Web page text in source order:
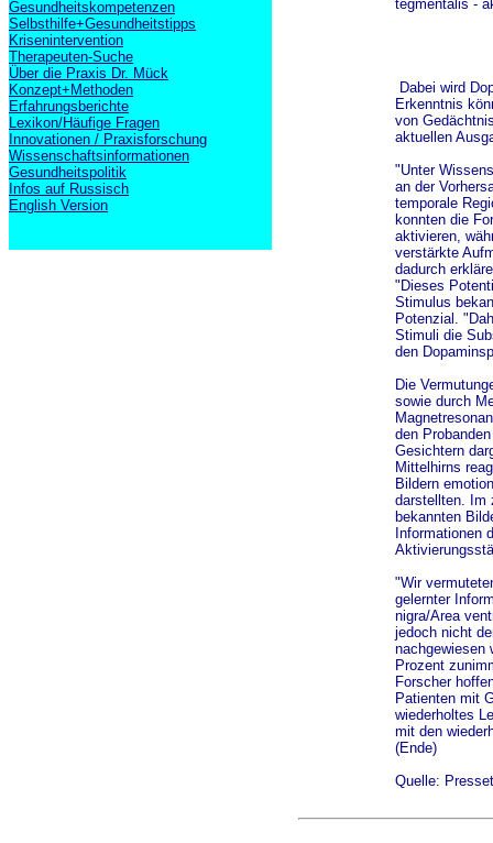
Gesundheitskompetenzen
Selbsthilfe+Gesundheitstipps
Krisenintervention
Therapeuten-Suche
Über die Praxis Dr. Mück
Konzept+Methoden
Erfahrungsberichte
Lexikon/Häufige Fragen
Innovationen / Praxisforschung
Wissenschaftsinformationen
Gesundheitspolitik
Infos auf Russisch
English Version
tegmentalis -
Dabei wird
Erkenntnis
von
aktuellen
"Unter
an der
temporale
konnten die
aktivieren,
verstärkte
dadurch
"Dieses
Stimulus
Potenzial.
Stimuli die
den
Die
sowie durch
den
Gesichtern
Mittelhirns
Bildern
darstellten. Im
bekannten
Informationen
"Wir
gelernter
nigra/Area
jedoch nicht
nachgewiesen
Prozent
Forscher
Patienten mit
wiederholtes
mit den
(Ende)
Quelle: